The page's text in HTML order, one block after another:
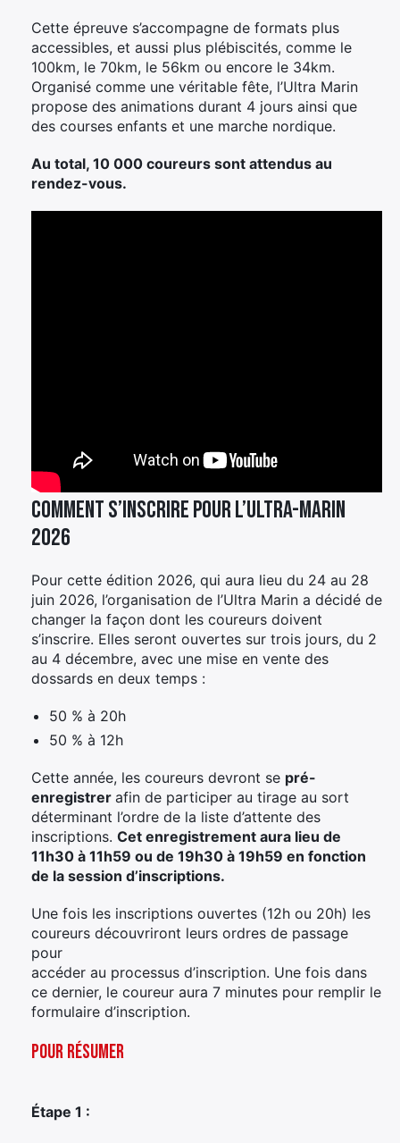
Cette épreuve s’accompagne de formats plus
accessibles, et aussi plus plébiscités, comme le
100km, le 70km, le 56km ou encore le 34km.
Organisé comme une véritable fête, l’Ultra Marin
propose des animations durant 4 jours ainsi que
des courses enfants et une marche nordique.
Au total, 10 000 coureurs sont attendus au
rendez-vous.
Comment s’inscrire pour l’Ultra-Marin
2026
Pour cette édition 2026, qui aura lieu du 24 au 28
juin 2026, l’organisation de l’Ultra Marin a décidé de
changer la façon dont les coureurs doivent
s’inscrire. Elles seront ouvertes sur trois jours, du 2
au 4 décembre, avec une mise en vente des
dossards en deux temps :
50 % à 20h
50 % à 12h
Cette année, les coureurs devront se pré-
enregistrer afin de participer au tirage au sort
déterminant l’ordre de la liste d’attente des
inscriptions. Cet enregistrement aura lieu de
11h30 à 11h59 ou de 19h30 à 19h59 en fonction
de la session d’inscriptions.
Une fois les inscriptions ouvertes (12h ou 20h) les
coureurs découvriront leurs ordres de passage
pour
accéder au processus d’inscription. Une fois dans
ce dernier, le coureur aura 7 minutes pour remplir le
formulaire d’inscription.
Pour résumer
Étape 1 :